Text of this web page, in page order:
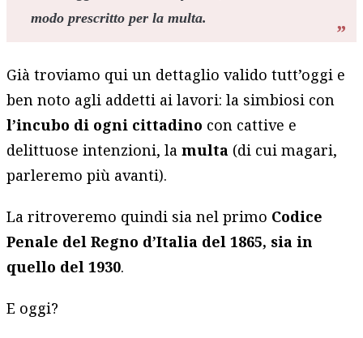
modo prescritto per la multa.
Già troviamo qui un dettaglio valido tutt’oggi e
ben noto agli addetti ai lavori: la simbiosi con
l’incubo di ogni cittadino con cattive e
delittuose intenzioni, lamulta (di cui magari,
parleremo più avanti).
La ritroveremo quindi sia nel primo Codice
Penale del Regno d’Italia del 1865, sia in
quello del 1930.
E oggi?